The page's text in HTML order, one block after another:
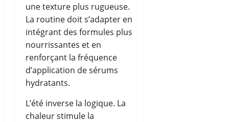
une texture plus rugueuse.
La routine doit s’adapter en
intégrant des formules plus
nourrissantes et en
renforçant la fréquence
d’application de sérums
hydratants.
L’été inverse la logique. La
chaleur stimule la